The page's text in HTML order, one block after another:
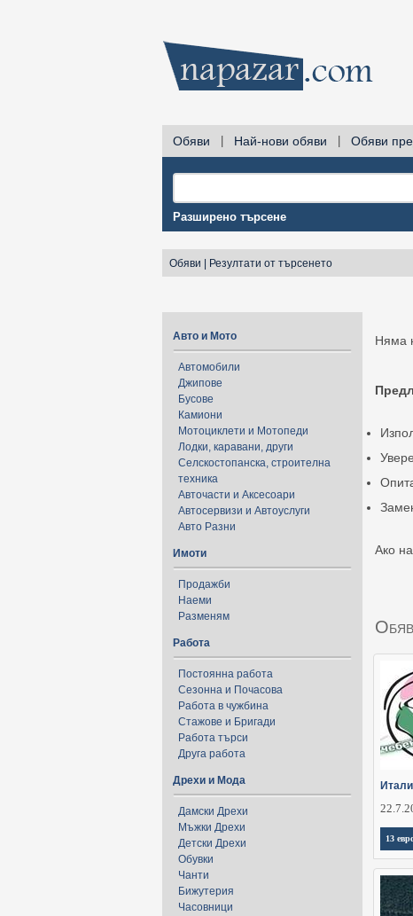
Обяви Най-нови обяви Обяви
Разширено търсене
Обяви Резултати от търсенето
Авто и Мото
Автомобили
Джипове
Бусове
Камиони
Мотоциклети и Мотопеди
Лодки, каравани, други
Селскостопанска, строителна
техника
Авточасти и Аксесоари
Автосервизи и Автоуслуги
Авто Разни
Имоти
Продажби
Наеми
Разменям
Работа
Постоянна работа
Сезонна и Почасова
Работа в чужбина
Стажове и Бригади
Работа търси
Друга работа
Дрехи и Мода
Дамски Дрехи
Мъжки Дрехи
Детски Дрехи
Обувки
Чанти
Бижутерия
Часовници
Няма
Ако
13